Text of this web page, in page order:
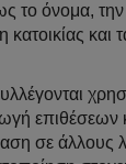
το όνομα,
και
σε άλλους